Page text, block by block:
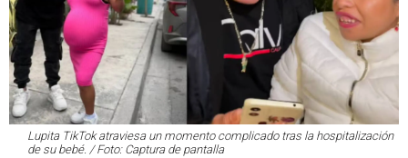
Lupita TikTok atraviesa un momento complicado tras la hospitalización
de su bebé. / Foto: Captura de pantalla